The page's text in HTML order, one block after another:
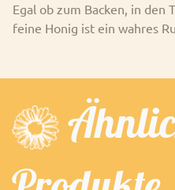
Egal ob zum Backen, in den
feine Honig ist ein wahres